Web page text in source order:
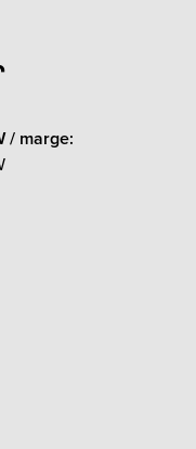
/ marge: